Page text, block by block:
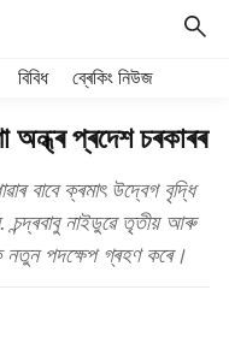
বিবিধ ব্ৰেকিং নিউজ
অন্ধ্ৰ প্ৰদেশ চৰকাৰৰ
বাবে ক্ৰমাৎ উদ্বেগ বৃদ্ধি
চন্দ্ৰবাবু নাইডুৱে তৃতীয় আৰু
নতুন পদক্ষেপ গ্ৰহণ কৰে।